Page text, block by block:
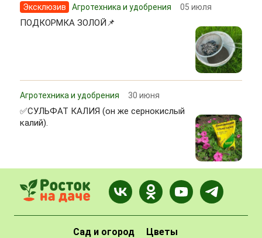
Эксклюзив Агротехника и удобрения 05 июля
ПОДКОРМКА ЗОЛОЙ📌
Агротехника и удобрения 30 июня
✅СУЛЬФАТ КАЛИЯ (он же сернокислый
калий).
Сад и огород Цветы